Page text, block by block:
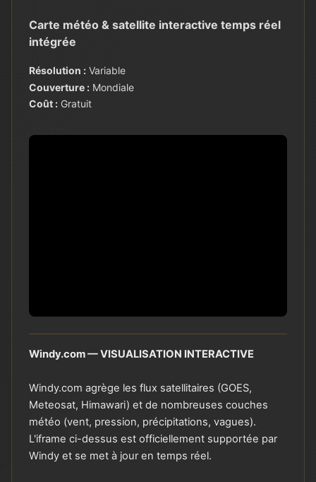
Carte météo & satellite interactive temps réel
intégrée
Résolution : Variable
Couverture : Mondiale
Coût : Gratuit
Windy.com — VISUALISATION INTERACTIVE
Windy.com agrège les flux satellitaires (GOES,
Meteosat, Himawari) et de nombreuses couches
météo (vent, pression, précipitations, vagues).
L'iframe ci-dessus est officiellement supportée par
Windy et se met à jour en temps réel.